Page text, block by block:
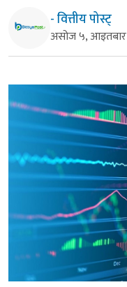
- वित्तीय पोस्ट्
असोज ५, आइतबार